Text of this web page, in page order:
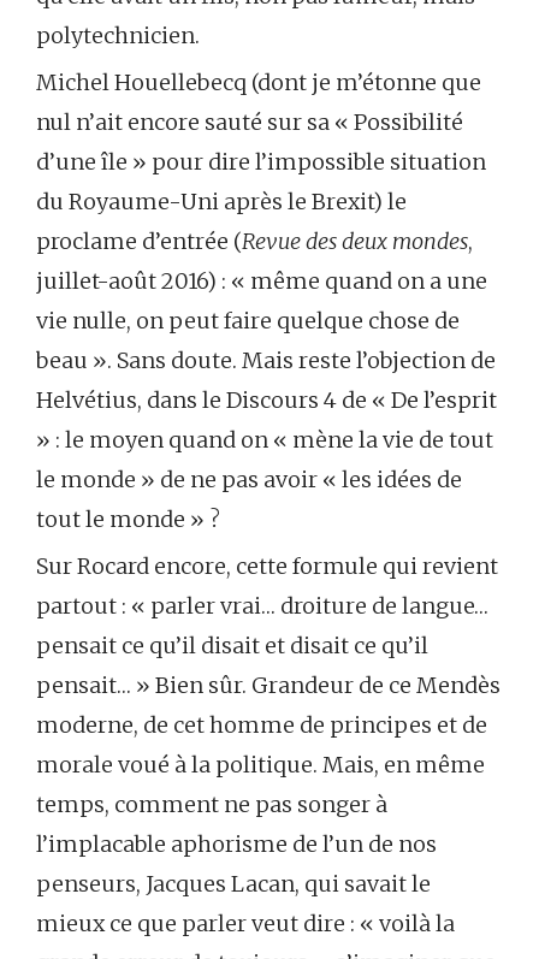
polytechnicien.
Michel Houellebecq (dont je m’étonne que
nul n’ait encore sauté sur sa « Possibilité
d’une île » pour dire l’impossible situation
du Royaume-Uni après le Brexit) le
proclame d’entrée (Revue des deux mondes,
juillet-août 2016) : « même quand on a une
vie nulle, on peut faire quelque chose de
beau ». Sans doute. Mais reste l’objection de
Helvétius, dans le Discours 4 de « De l’esprit
» : le moyen quand on « mène la vie de tout
le monde » de ne pas avoir « les idées de
tout le monde » ?
Sur Rocard encore, cette formule qui revient
partout : « parler vrai… droiture de langue…
pensait ce qu’il disait et disait ce qu’il
pensait… » Bien sûr. Grandeur de ce Mendès
moderne, de cet homme de principes et de
morale voué à la politique. Mais, en même
temps, comment ne pas songer à
l’implacable aphorisme de l’un de nos
penseurs, Jacques Lacan, qui savait le
mieux ce que parler veut dire : « voilà la